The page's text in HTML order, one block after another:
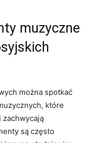
muzyczne‍
można spotkać
które
zachwycają
są często